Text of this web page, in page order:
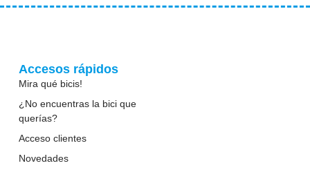
Accesos rápidos
Mira qué bicis!
¿No encuentras la bici que
querías?
Acceso clientes
Novedades